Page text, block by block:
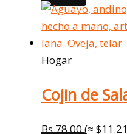
Hogar
Cojin de
Bs.78,00(≈